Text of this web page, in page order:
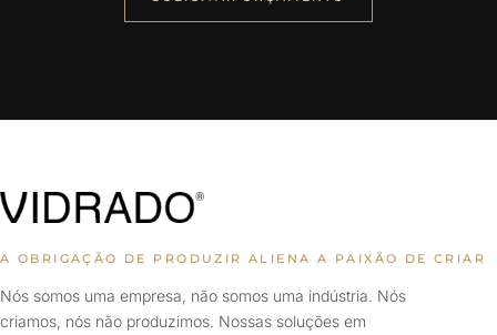
A OBRIGAÇÃO DE PRODUZIR ALIENA A PAIXÃO DE CRIAR
Nós somos uma empresa, não somos uma indústria. Nós
criamos, nós não produzimos. Nossas soluções em